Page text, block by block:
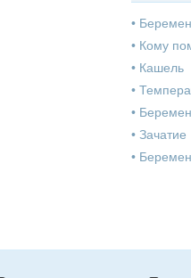
•
• Кому
• Кашель
•
•
• Зачатие
•